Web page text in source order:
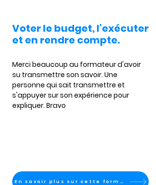
Voter le budget, l’exécuter
et en rendre compte.
Merci beaucoup au formateur d'avoir
su transmettre son savoir. Une
personne qui sait transmettre et
s'appuyer sur son expérience pour
expliquer. Bravo
En savoir plus sur cette formation